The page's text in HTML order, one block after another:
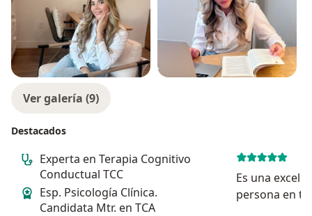
Ver galería (9)
Destacados
Experta en Terapia Cognitivo
Conductual TCC
Esp. Psicología Clínica.
Candidata Mtr. en TCA
Es una
persona en